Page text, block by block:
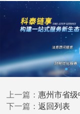
珠海市省级中小
九批)公示清单
上一篇：惠州市省级中小企业数
下一篇：返回列表